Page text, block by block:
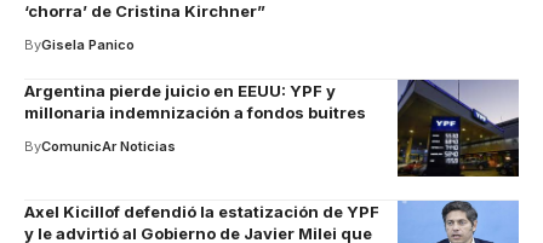
‘chorra’ de Cristina Kirchner”
ByGisela Panico
Argentina pierde juicio en EEUU: YPF y
millonaria indemnización a fondos buitres
ByComunicAr Noticias
Axel Kicillof defendió la estatización de YPF
y le advirtió al Gobierno de Javier Milei que